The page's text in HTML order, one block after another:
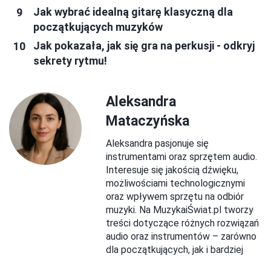
Jak wybrać idealną gitarę klasyczną dla
początkujących muzyków
Jak pokazała, jak się gra na perkusji - odkryj
sekrety rytmu!
Aleksandra
Mataczyńska
Aleksandra pasjonuje się
instrumentami oraz sprzętem audio.
Interesuje się jakością dźwięku,
możliwościami technologicznymi
oraz wpływem sprzętu na odbiór
muzyki. Na MuzykaiŚwiat.pl tworzy
treści dotyczące różnych rozwiązań
audio oraz instrumentów – zarówno
dla początkujących, jak i bardziej